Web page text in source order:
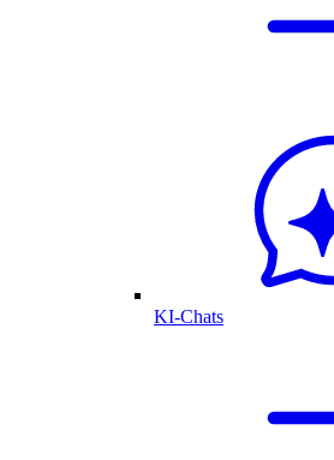
KI-Chats